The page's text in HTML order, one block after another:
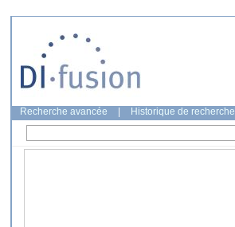
Recherche avancée Historique de recherche